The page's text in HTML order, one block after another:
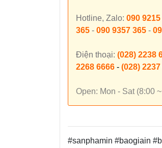
Hotline, Zalo: 090 9215
365 - 090 9357 365 -
Điện thoại: (028) 2238
2268 6666 - (028)
Open: Mon - Sat (8:00
#sanphamin #baogiain